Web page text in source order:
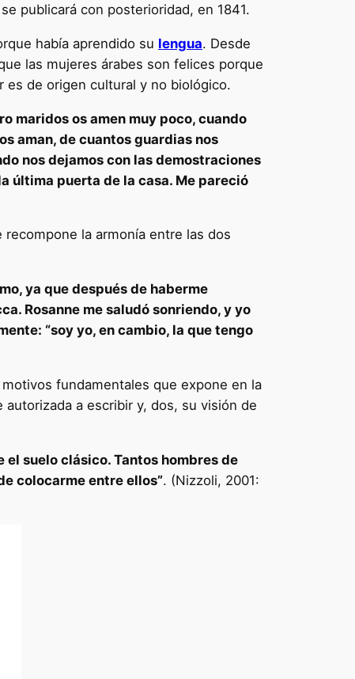
publicará con posterioridad, en 1841.
había aprendido su lengua. Desde
las mujeres árabes son felices porque
es de origen cultural y no biológico.
maridos os amen muy poco, cuando
aman, de cuantos guardias nos
nos dejamos con las demostraciones
última puerta de la casa. Me pareció
la armonía entre las dos
ya que después de haberme
Rosanne me saludó sonriendo, y yo
“soy yo, en cambio, la que tengo
fundamentales que expone en la
a escribir y, dos, su visión de
el suelo clásico. Tantos hombres de
colocarme entre ellos”. (Nizzoli, 2001: